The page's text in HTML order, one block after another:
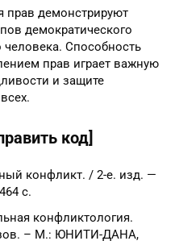
от эксплуатации.
демонстрируют
демократического
Способность
прав играет важную
код]
конфликт. / 2-е. изд. —
с.